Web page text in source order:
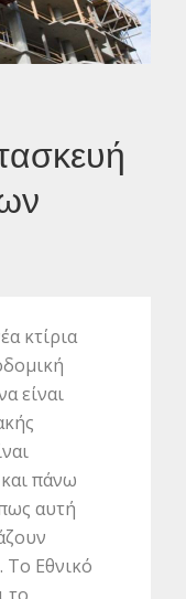
κτίρια
είναι
πάνω
αυτή
Το Εθνικό
το